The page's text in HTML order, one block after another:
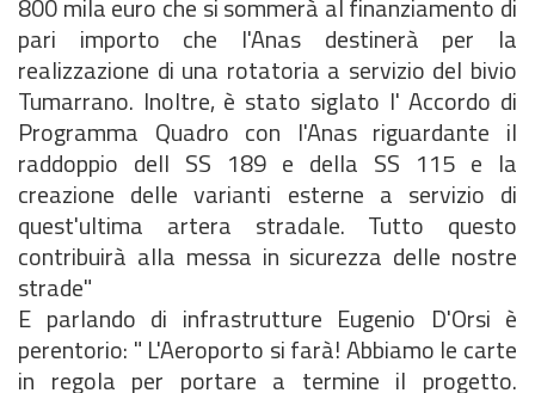
800 mila euro che si sommerà al finanziamento di
pari importo che l'Anas destinerà per la
realizzazione di una rotatoria a servizio del bivio
Tumarrano. Inoltre, è stato siglato l' Accordo di
Programma Quadro con l'Anas riguardante il
raddoppio dell SS 189 e della SS 115 e la
creazione delle varianti esterne a servizio di
quest'ultima artera stradale. Tutto questo
contribuirà alla messa in sicurezza delle nostre
strade"
E parlando di infrastrutture Eugenio D'Orsi è
perentorio: " L'Aeroporto si farà! Abbiamo le carte
in regola per portare a termine il progetto.